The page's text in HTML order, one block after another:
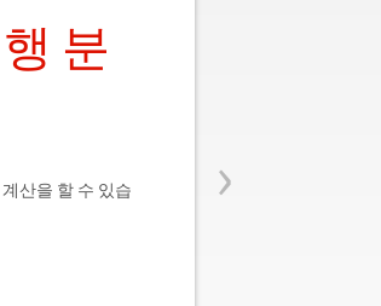
›
분
산을 할 수 있습